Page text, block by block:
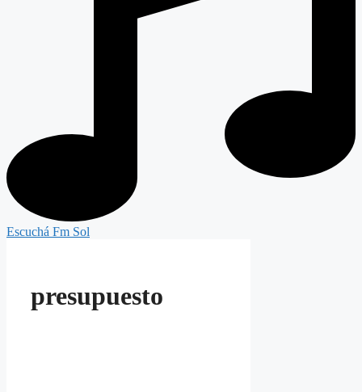
Escuchá Fm Sol
presupuesto